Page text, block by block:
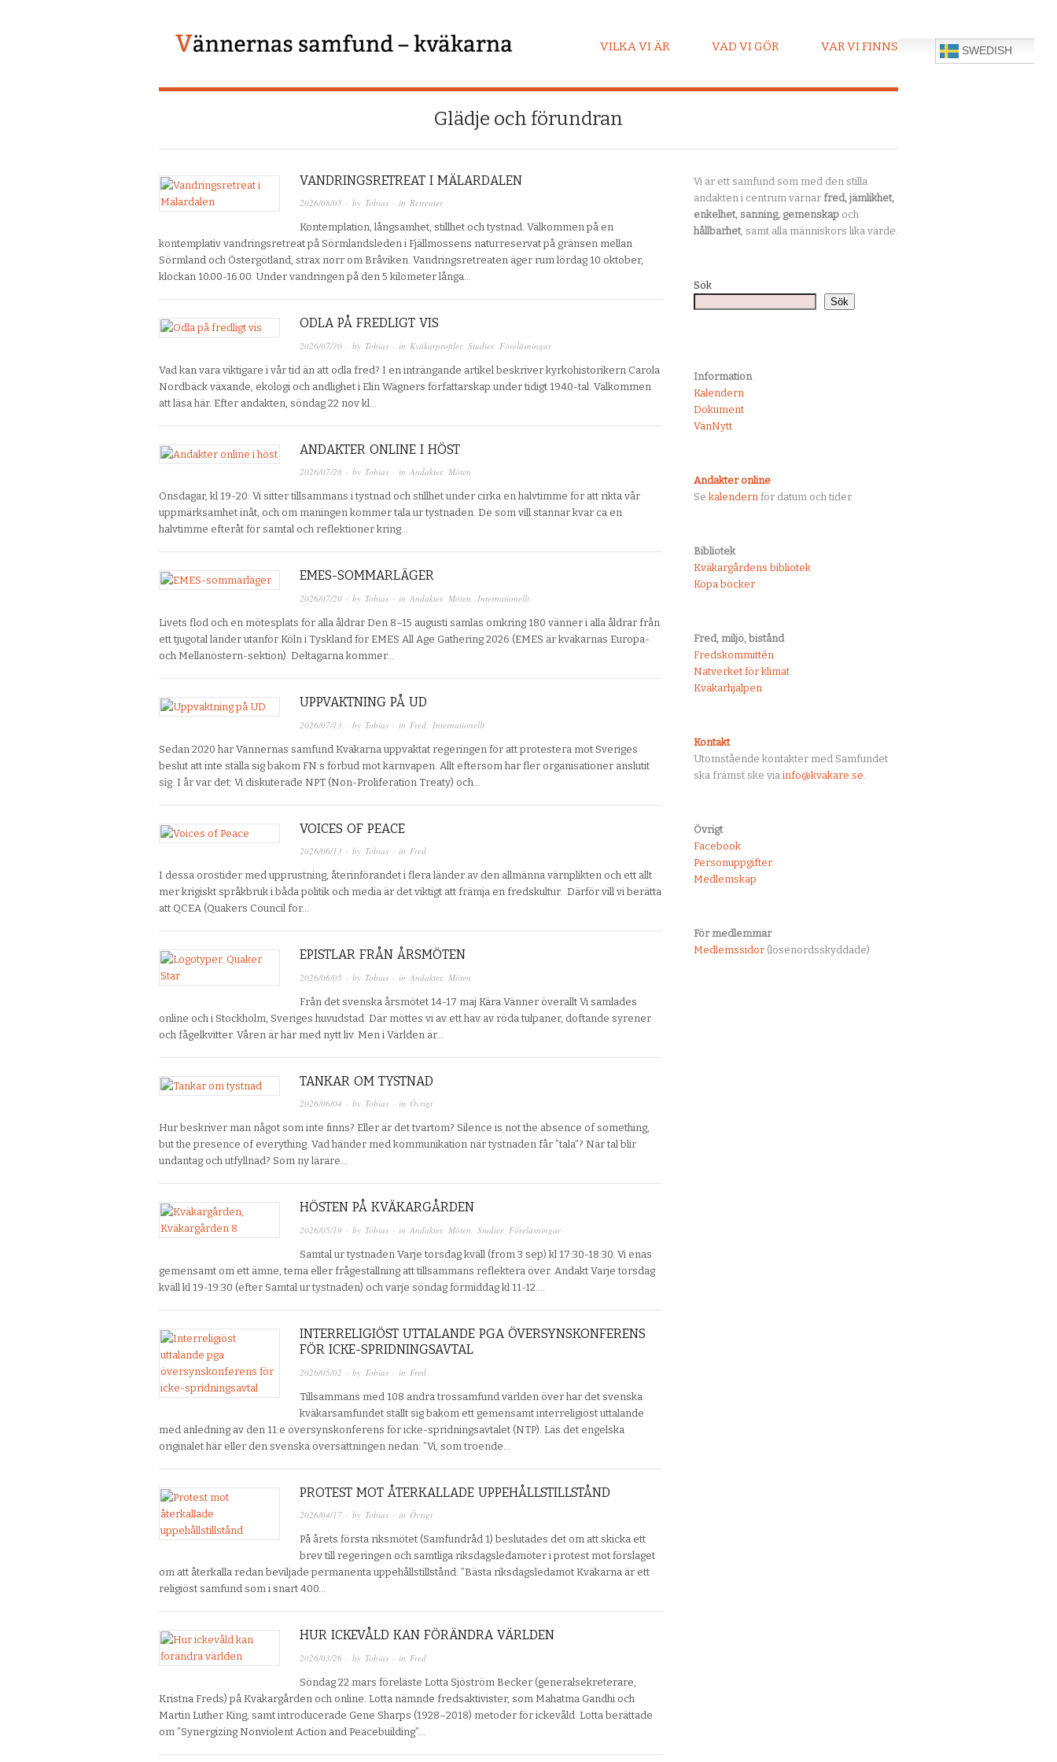
VILKA VI ÄR VAD VI GÖR VAR VI FINNS SWEDISH
Glädje och förundran
VANDRINGSRETREAT I MÄLARDALEN
2026/08/05 · by Tobias · in Retreater
Kontemplation, långsamhet, stillhet och tystnad. Välkommen på en
kontemplativ vandringsretreat på Sörmlandsleden i Fjällmossens naturreservat på gränsen mellan
Sörmland och Östergötland, strax norr om Bråviken. Vandringsretreaten äger rum lördag 10 oktober,
klockan 10.00-16.00. Under vandringen på den 5 kilometer långa…
ODLA PÅ FREDLIGT VIS
2026/07/30 · by Tobias · in Kväkarprofiler, Studier. Föreläsningar
Vad kan vara viktigare i vår tid än att odla fred? I en inträngande artikel beskriver kyrkohistorikern Carola
Nordbäck växande, ekologi och andlighet i Elin Wägners författarskap under tidigt 1940-tal. Välkommen
att läsa här. Efter andakten, söndag 22 nov kl…
ANDAKTER ONLINE I HÖST
2026/07/28 · by Tobias · in Andakter. Möten
Onsdagar, kl 19-20: Vi sitter tillsammans i tystnad och stillhet under cirka en halvtimme för att rikta vår
uppmärksamhet inåt, och om maningen kommer tala ur tystnaden. De som vill stannar kvar ca en
halvtimme efteråt för samtal och reflektioner kring…
EMES-SOMMARLÄGER
2026/07/20 · by Tobias · in Andakter. Möten, Internationellt
Livets flod och en mötesplats för alla åldrar Den 8–15 augusti samlas omkring 180 vänner i alla åldrar från
ett tjugotal länder utanför Köln i Tyskland för EMES All Age Gathering 2026 (EMES är kväkarnas Europa-
och Mellanöstern-sektion). Deltagarna kommer…
UPPVAKTNING PÅ UD
2026/07/13 · by Tobias · in Fred Internationellt
Sedan 2020 har Vännernas samfund Kväkarna uppvaktat regeringen för att protestera mot Sveriges
beslut att inte ställa sig bakom FN:s förbud mot kärnvapen. Allt eftersom har fler organisationer anslutit
sig. I år var det: Vi diskuterade NPT (Non-Proliferation Treaty) och…
VOICES OF PEACE
2026/06/13 · by Tobias · in Fred
I dessa orostider med upprustning, återinförandet i flera länder av den allmänna värnplikten och ett allt
mer krigiskt språkbruk i båda politik och media är det viktigt att främja en fredskultur. Därför vill vi berätta
att QCEA (Quakers Council for…
EPISTLAR FRÅN ÅRSMÖTEN
2026/06/05 · by Tobias · in Andakter. Möten
Från det svenska årsmötet 14-17 maj Kära Vänner överallt Vi samlades
online och i Stockholm, Sveriges huvudstad. Där möttes vi av ett hav av röda tulpaner, doftande syrener
och fågelkvitter. Våren är här med nytt liv. Men i Världen är…
TANKAR OM TYSTNAD
2026/06/04 · by Tobias · in Övrigt
Hur beskriver man något som inte finns? Eller är det tvärtom? Silence is not the absence of something,
but the presence of everything. Vad händer med kommunikation när tystnaden får ”tala”? När tal blir
undantag och utfyllnad? Som ny lärare…
HÖSTEN PÅ KVÄKARGÅRDEN
2026/05/19 · by Tobias · in Andakter. Möten Studier. Föreläsningar
Samtal ur tystnaden Varje torsdag kväll (from 3 sep) kl 17:30-18:30. Vi enas
gemensamt om ett ämne, tema eller frågeställning att tillsammans reflektera över. Andakt Varje torsdag
kväll kl 19-19:30 (efter Samtal ur tystnaden) och varje söndag förmiddag kl 11-12….
INTERRELIGIÖST UTTALANDE PGA ÖVERSYNSKONFERENS
FÖR ICKE-SPRIDNINGSAVTAL
2026/05/02 · by Tobias · in Fred
Tillsammans med 108 andra trossamfund världen över har det svenska
kväkarsamfundet ställt sig bakom ett gemensamt interreligiöst uttalande
med anledning av den 11:e översynskonferens för icke-spridningsavtalet (NTP). Läs det engelska
originalet här eller den svenska översättningen nedan: ”Vi, som troende…
PROTEST MOT ÅTERKALLADE UPPEHÅLLSTILLSTÅND
2026/04/17 · by Tobias · in Övrigt
På årets första riksmötet (Samfundråd 1) beslutades det om att skicka ett
brev till regeringen och samtliga riksdagsledamöter i protest mot förslaget
om att återkalla redan beviljade permanenta uppehållstillstånd: ”Bästa riksdagsledamot Kväkarna är ett
religiöst samfund som i snart 400…
HUR ICKEVÅLD KAN FÖRÄNDRA VÄRLDEN
2026/03/26 · by Tobias · in Fred
Söndag 22 mars föreläste Lotta Sjöström Becker (generalsekreterare,
Kristna Freds) på Kväkargården och online. Lotta nämnde fredsaktivister, som Mahatma Gandhi och
Martin Luther King, samt introducerade Gene Sharps (1928–2018) metoder för ickevåld. Lotta berättade
om ”Synergizing Nonviolent Action and Peacebuilding”…
Vi är ett samfund som med den stilla
andakten i centrum värnar fred, jämlikhet,
enkelhet, sanning, gemenskap och
hållbarhet, samt alla människors lika värde.
Sök
Sök
Information
Kalendern
Dokument
VänNytt
Andakter online
Se kalendern för datum och tider.
Bibliotek
Kväkargårdens bibliotek
Köpa böcker
Fred, miljö, bistånd
Fredskommittén
Nätverket för klimat
Kväkarhjälpen
Kontakt
Utomstående kontakter med Samfundet
ska främst ske via info@kvakare.se
Övrigt
Facebook
Personuppgifter
Medlemskap
För medlemmar
Medlemssidor (lösenordsskyddade)